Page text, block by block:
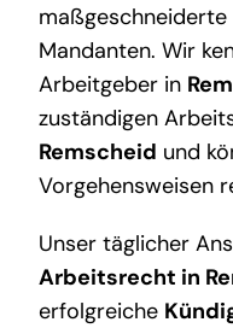
Mandanten. Wir
Arbeitgeber in
zuständigen
Remscheid und
Vorgehensweisen
Unser täglicher
Arbeitsrecht in
erfolgreiche